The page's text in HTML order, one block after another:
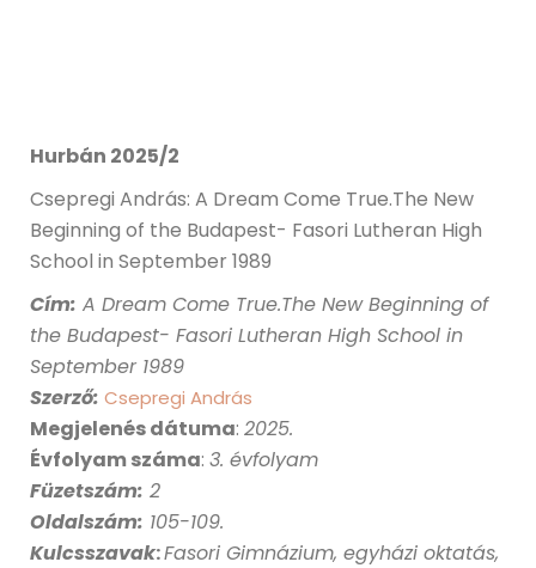
Hurbán 2025/2
Csepregi András: A Dream Come True.The New
Beginning of the Budapest- Fasori Lutheran High
School in September 1989
Cím: A Dream Come True.The New Beginning of
the Budapest- Fasori Lutheran High School in
September 1989
Szerző: Csepregi András
Megjelenés dátuma: 2025.
Évfolyam száma: 3. évfolyam
Füzetszám: 2
Oldalszám: 105-109.
Kulcsszavak:Fasori Gimnázium, egyházi oktatás,